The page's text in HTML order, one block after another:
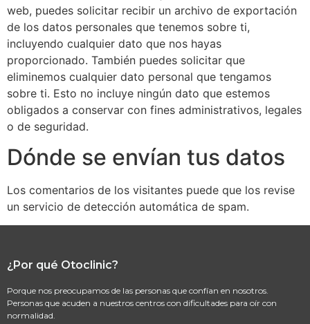
web, puedes solicitar recibir un archivo de exportación
de los datos personales que tenemos sobre ti,
incluyendo cualquier dato que nos hayas
proporcionado. También puedes solicitar que
eliminemos cualquier dato personal que tengamos
sobre ti. Esto no incluye ningún dato que estemos
obligados a conservar con fines administrativos, legales
o de seguridad.
Dónde se envían tus datos
Los comentarios de los visitantes puede que los revise
un servicio de detección automática de spam.
¿Por qué Otoclinic?
Porque nos preocupamos de las personas que confían en nosotros.
Personas que acuden a nuestros centros con dificultades para oír con
normalidad.